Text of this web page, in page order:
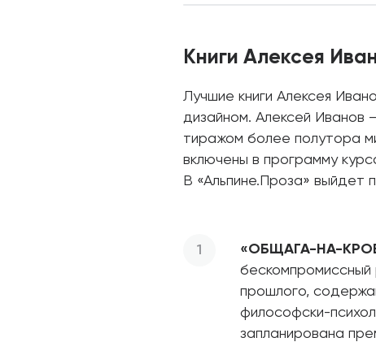
Книги Алексея
Лучшие книги Алексея
дизайном. Алексей Иванов
тиражом более полутора
включены в программу
В «Альпине.Проза» выйдет
«ОБЩАГА-НА-
бескомпромиссный
прошлого,
философски-
запланирована